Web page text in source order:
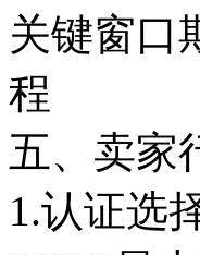
关键窗口
程
五、卖家
1.认证选